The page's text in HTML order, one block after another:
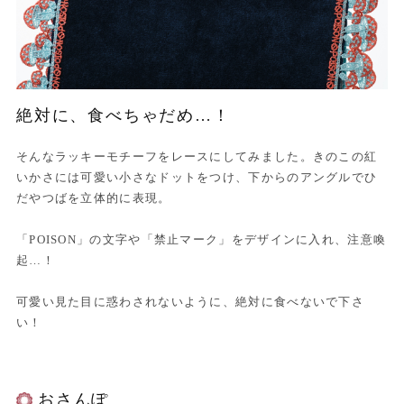
絶対に、食べちゃだめ…！
そんなラッキーモチーフをレースにしてみました。きのこの紅
いかさには可愛い小さなドットをつけ、下からのアングルでひ
だやつばを立体的に表現。
「POISON」の文字や「禁止マーク」をデザインに入れ、注意喚
起…！
可愛い見た目に惑わされないように、絶対に食べないで下さ
い！
おさんぽ